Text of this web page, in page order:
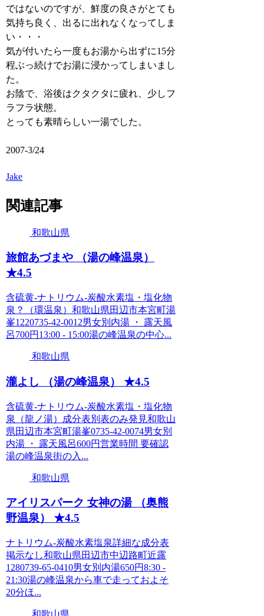
ではないのですが、鮮度の良さがとても
気持ち良く、出るに出れなくなってしま
い・・・
気が付いたら一度もお湯から出ずに15分
程ぶっ続けでお湯に浸かってしまいまし
た。
お陰で、浴後はクタクタに疲れ、少しフ
ラフラ状態。
とっても素晴らしい一湯でした。
2007-3/24
Jake
関連記事
和歌山県
旅館あづまや （湯の峰温泉）
★4.5
含硫黄-ナトリウム-炭酸水素塩・塩化物
泉？（環温泉）和歌山県田辺市本宮町湯
峯1220735-42-0012男女別内湯 ・ 露天風
呂700円13:00 - 15:00湯の峰温泉の中心...
和歌山県
瀧よし （湯の峰温泉） ★4.5
含硫黄-ナトリウム-炭酸水素塩・塩化物
泉（龍ノ湯）成分表別表のみ発見和歌山
県田辺市本宮町湯峯0735-42-0074男女別
内湯 ・ 露天風呂600円営業時間 要確認
湯の峰温泉街の入...
和歌山県
アイリスパーク 女神の湯 （奥熊
野温泉） ★4.5
ナトリウム-炭酸水素塩泉詳細な成分表
掲示なし和歌山県田辺市中辺路町近露
1280739-65-0410男女別内湯650円8:30 -
21:30湯の峰温泉から車で走っておよそ
20分ほ...
和歌山県